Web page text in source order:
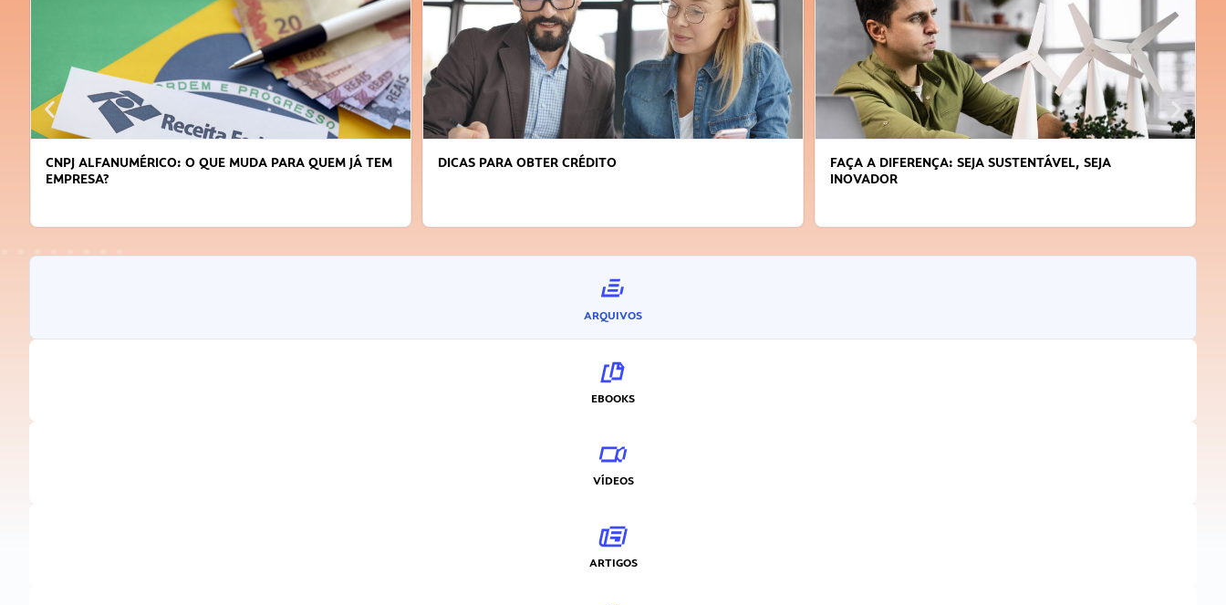
CNPJ ALFANUMÉRICO: O QUE MUDA PARA QUEM JÁ TEM
EMPRESA?
DICAS PARA OBTER CRÉDITO
FAÇA A DIFERENÇA: SEJA SUSTENTÁVEL, SEJA
INOVADOR
ARQUIVOS
EBOOKS
VÍDEOS
ARTIGOS